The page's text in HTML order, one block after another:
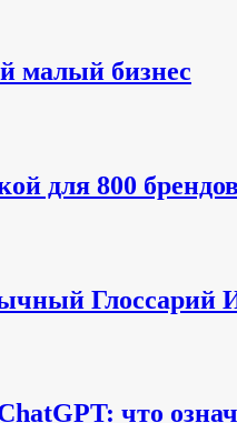
малый бизнес
для 800
Глоссарий
что